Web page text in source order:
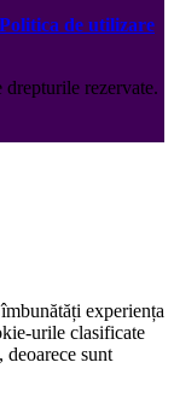
Politica de utilizare
rezervate.
experiența
urile clasificate
deoarece sunt